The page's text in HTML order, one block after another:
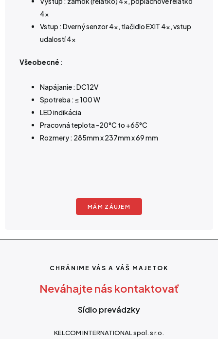
4x
Vstup : Dverný senzor 4x, tlačidlo EXIT 4x, vstup
udalostí 4x
Všeobecné :
Napájanie : DC12V
Spotreba : ≤ 100 W
LED indikácia
Pracovná teplota -20°C to +65°C
Rozmery : 285mm x 237mm x 69 mm
MÁM ZÁUJEM
CHRÁNIME VÁS A VÁŠ MAJETOK
Neváhajte nás kontaktovať
Sídlo prevádzky
KELCOM INTERNATIONAL spol. s r.o.